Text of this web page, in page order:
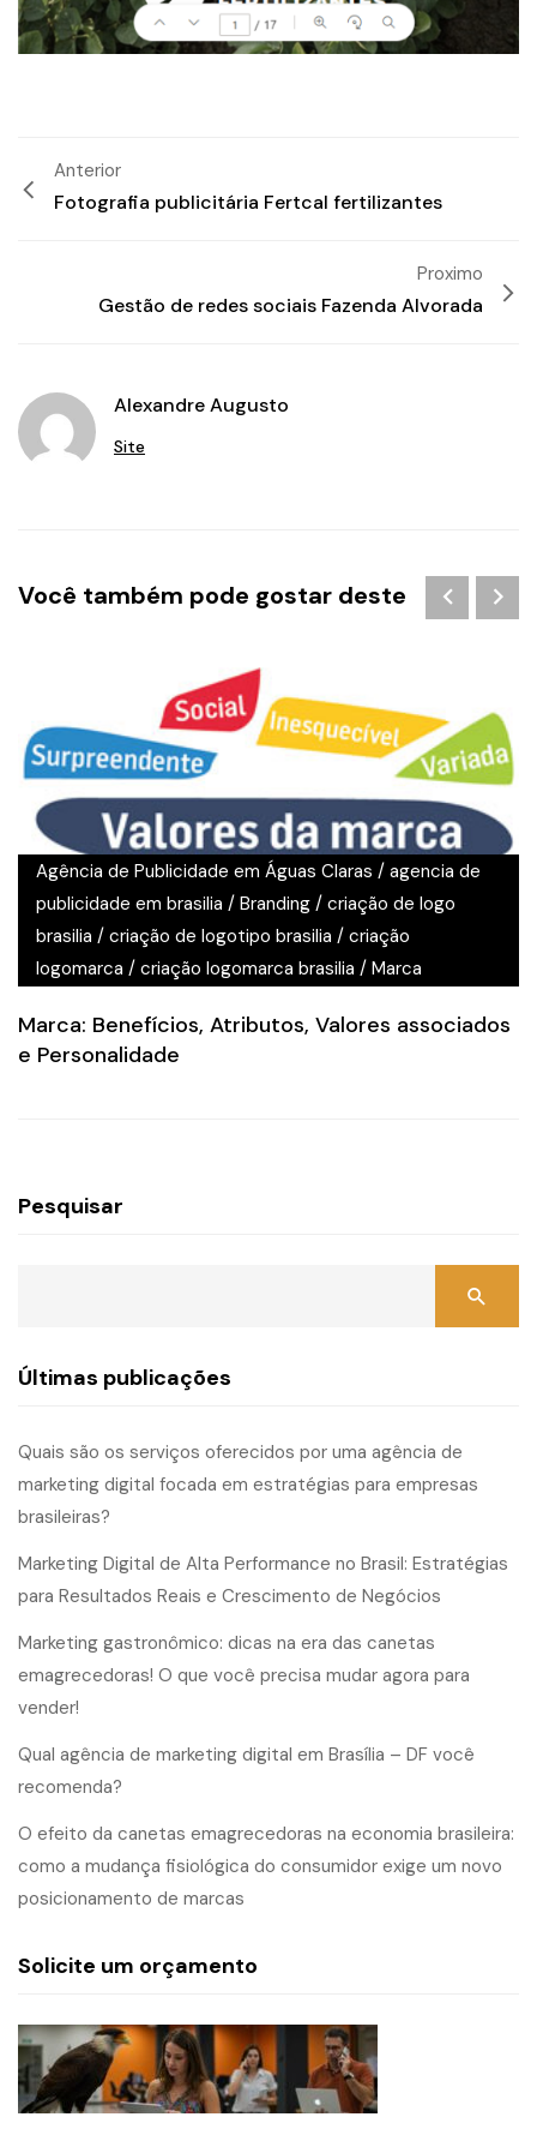
Anterior
Fotografia publicitária Fertcal fertilizantes
Proximo
Gestão de redes sociais Fazenda Alvorada
Alexandre Augusto
Site
Você também pode gostar deste
Agência de Publicidade em Águas Claras / agencia de
publicidade em brasilia / Branding / criação de logo
brasilia / criação de logotipo brasilia / criação
logomarca / criação logomarca brasilia / Marca
Marca: Benefícios, Atributos, Valores associados
e Personalidade
Pesquisar
Últimas publicações
Quais são os serviços oferecidos por uma agência de
marketing digital focada em estratégias para empresas
brasileiras?
Marketing Digital de Alta Performance no Brasil: Estratégias
para Resultados Reais e Crescimento de Negócios
Marketing gastronômico: dicas na era das canetas
emagrecedoras! O que você precisa mudar agora para
vender!
Qual agência de marketing digital em Brasília – DF você
recomenda?
O efeito da canetas emagrecedoras na economia brasileira:
como a mudança fisiológica do consumidor exige um novo
posicionamento de marcas
Solicite um orçamento